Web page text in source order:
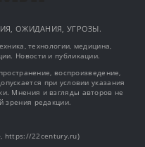
ОЖИДАНИЯ, УГРОЗЫ.
технологии, медицина,
Новости и публикации.
воспроизведение,
при условии указания
Мнения и взгляды авторов не
зрения редакции.
https://22century.ru)